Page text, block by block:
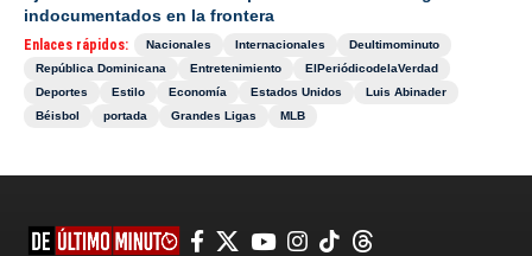
indocumentados en la frontera
Enlaces rápidos: Nacionales Internacionales
Deultimominuto
República Dominicana
Entretenimiento
ElPeriódicodelaVerdad
Deportes
Estilo Economía Estados Unidos
Luis Abinader
Béisbol
portada Grandes Ligas MLB